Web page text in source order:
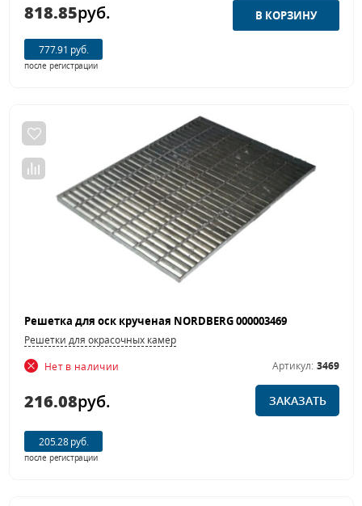
818.85руб.
777.91 руб.
после регистрации
Решетка для оск крученая NORDBERG 000003469
Решетки для окрасочных камер
Нет в наличии
Артикул: 3469
216.08руб. ЗАКАЗАТЬ
205.28 руб.
после регистрации